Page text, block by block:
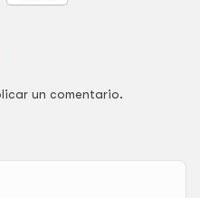
un comentario.